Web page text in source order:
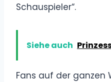
Schauspieler“.
Siehe auch
Fans auf der ganzen